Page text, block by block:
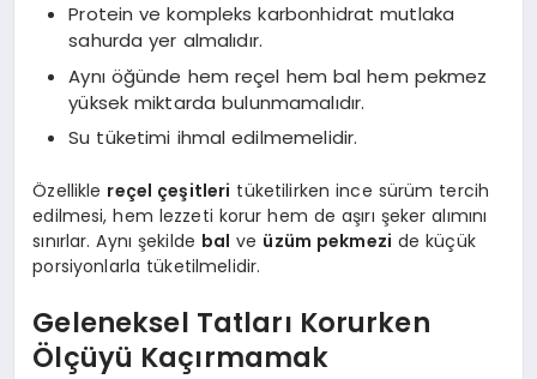
Protein ve kompleks karbonhidrat mutlaka
sahurda yer almalıdır.
Aynı öğünde hem reçel hem bal hem pekmez
yüksek miktarda bulunmamalıdır.
Su tüketimi ihmal edilmemelidir.
Özellikle reçel çeşitleri tüketilirken ince sürüm tercih
edilmesi, hem lezzeti korur hem de aşırı şeker alımını
sınırlar. Aynı şekilde bal ve üzüm pekmezi de küçük
porsiyonlarla tüketilmelidir.
Geleneksel Tatları Korurken
Ölçüyü Kaçırmamak